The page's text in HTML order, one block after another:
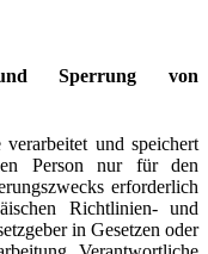
Sperrung von
und speichert
Person nur für den
erforderlich
Richtlinien- und
in Gesetzen oder